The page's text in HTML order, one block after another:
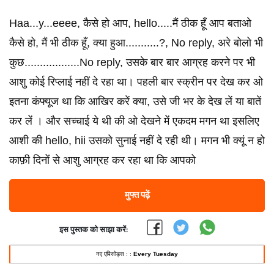
Haa...y...eeee, कैसे हो आप, hello.....मैं ठीक हूँ आप बताओ
कैसे हो, मैं भी ठीक हूँ, क्या हुआ...........?, No reply, अरे बोलो भी
कुछ..................No reply, उसके बार बार आग्रह करने पर भी
आशु कोई रिप्लाई नहीं दे रहा था। पहली बार स्क्रीन पर देख कर ओ
इतना कंफ्यूज था कि आखिर करें क्या, उसे जी भर के देख लें या बातें
कर लें । और सच्चाई ये थी की ओ देखने में एकदम मगन था इसलिए
आशी की hello, hii उसको सुनाई नहीं दे रही थी। मगन भी क्यूं न हो
काफ़ी दिनों से आशु आग्रह कर रहा था कि आपको
मुफ्त पढ़ें
इस पुस्तक को साझा करें:
नए एपिसोड्स : : Every Tuesday